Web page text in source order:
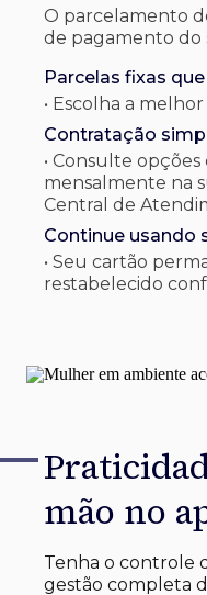
O parcelamento
de pagamento do
Parcelas fixas
• Escolha a
Contratação
• Consulte
mensalmente na
Central de
Continue usando
• Seu cartão
restabelecido
mão no
Tenha o controle
gestão completa